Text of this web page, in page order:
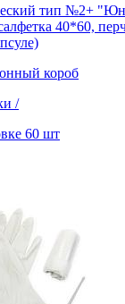
тип №2+
40*60,
короб
/
60 шт